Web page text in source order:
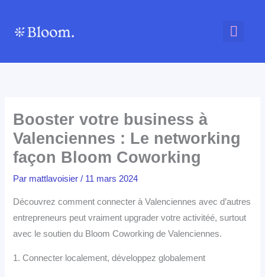
contenu
Booster votre business à
Valenciennes : Le networking
façon Bloom Coworking
Par mattlavoisier/ 11 mars 2024
Découvrez comment connecter à Valenciennes avec d’autres
entrepreneurs peut vraiment upgrader votre activitéé, surtout
avec le soutien du Bloom Coworking de Valenciennes.
1. Connecter localement, développez globalement